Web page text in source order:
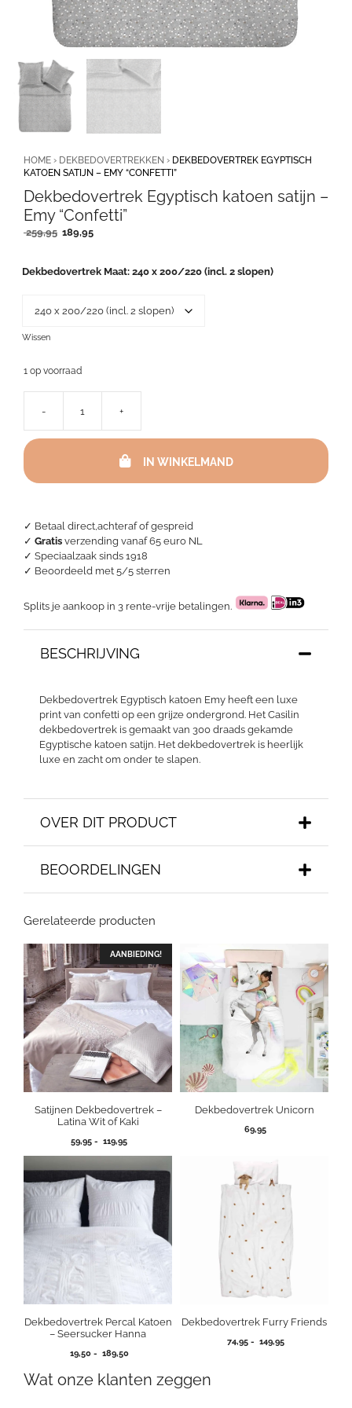
✓ Betaal direct,achteraf of gespreid
✓ Gratis verzending vanaf 65 euro NL
✓ Speciaalzaak sinds 1918
✓ Beoordeeld met 5/5 sterren
Splits je aankoop in 3 rente-vrije betalingen.
HOME › DEKBEDOVERTREKKEN › DEKBEDOVERTREK EGYPTISCH
KATOEN SATIJN – EMY “CONFETTI”
Dekbedovertrek Egyptisch katoen satijn –
Emy “Confetti”
259,95 Oorspronkelijke
259,95.
189,95Huidige
189,95.
BESCHRIJVING
Dekbedovertrek Egyptisch katoen Emy heeft een luxe
print van confetti op een grijze ondergrond. Het Casilin
dekbedovertrek is gemaakt van 300 draads gekamde
Egyptische katoen satijn. Het dekbedovertrek is heerlijk
luxe en zacht om onder te slapen.
OVER DIT PRODUCT
BEOORDELINGEN
Dekbedovertrek Maat 240 x 200/220 (incl. 2 slopen)
Wissen
1 op voorraad
-
Egyptisch
satijn
aantal
+
IN WINKELMAND
Gerelateerde producten
AANBIEDING!
Satijnen Dekbedovertrek –
Latina Wit of Kaki
59,95 - 119,95Prijsklasse:
119,95
Dekbedovertrek Unicorn
69,95
Dekbedovertrek Percal Katoen
– Seersucker Hanna
19,50 - 189,50Prijsklasse:
tot
Dekbedovertrek Furry Friends
74,95 - 149,95Prijsklasse:
Wat onze klanten zeggen